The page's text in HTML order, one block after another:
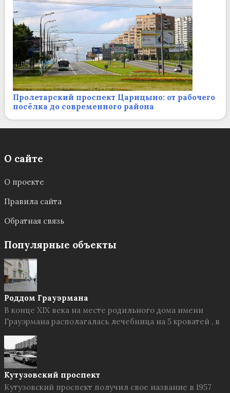
Пролетарский проспект Царицыно: от рабочего
посёлка до современного района
О сайте
О проекте
Правила сайта
Обратная связь
Популярные объекты
Роддом Грауэрмана
В конце XIX века на месте родильного дома имени
Грауэрмана располагалась лечебница на 5 кроватей , в
Кутузовский проспект
Кутузовский проспект получил свое название в 1957